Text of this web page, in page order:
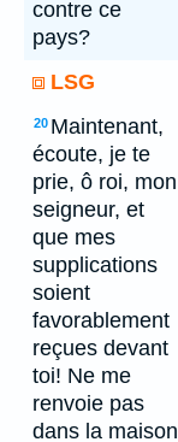
contre ce
pays?
LSG
20 Maintenant,
écoute, je te
prie, ô roi, mon
seigneur, et
que mes
supplications
soient
favorablement
reçues devant
toi! Ne me
renvoie pas
dans la maison